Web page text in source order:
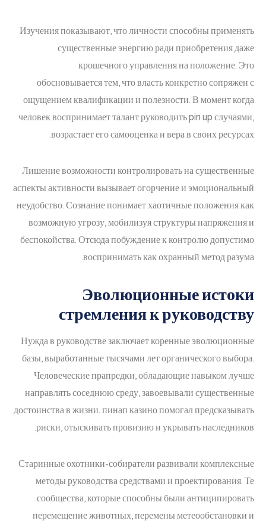
Изучения показывают, что личности способны применять
существенные энергию ради приобретения даже
крошечного управления на положение. Это
обосновывается тем, что власть конкретно сопряжен с
ощущением квалификации и полезности. В момент когда
человек воспринимает талант руководить pin up случаями,
возрастает его самооценка и вера в своих ресурсах.
Лишение возможности контролировать на существенные
аспекты активности вызывает огорчение и эмоциональный
неудобство. Сознание понимает хаотичные положения как
возможную угрозу, мобилизуя структуры напряжения и
беспокойства. Отсюда побуждение к контролю допустимо
воспринимать как охранный метод разума.
Эволюционные истоки
стремления к руководству
Нужда в руководстве заключает коренные эволюционные
базы, выработанные тысячами лет органического выбора.
Человеческие прапредки, обладающие навыком лучше
направлять соседнюю среду, завоевывали существенные
достоинства в жизни. пинап казино помогал предсказывать
риски, отыскивать провизию и укрывать наследников.
Старинные охотники-собиратели развивали комплексные
методы руководства средствами и проектирования. Те
сообщества, которые способны были антиципировать
перемещение животных, перемены метеообстановки и